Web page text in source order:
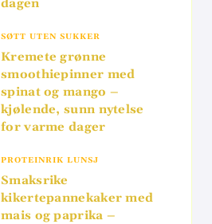
dagen
SØTT UTEN SUKKER
Kremete grønne
smoothiepinner med
spinat og mango –
kjølende, sunn nytelse
for varme dager
PROTEINRIK LUNSJ
Smaksrike
kikertepannekaker med
mais og paprika –